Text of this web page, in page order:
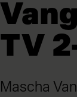
TV
Mascha